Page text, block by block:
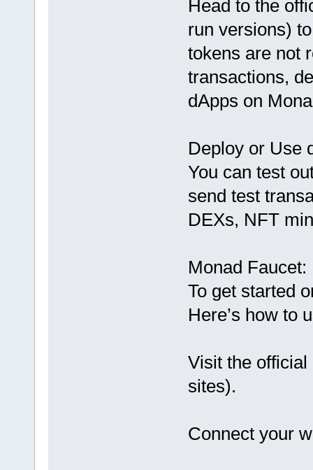
Head to the
run versions)
tokens are not
transactions,
dApps on
Deploy or Use
You can test
send test
DEXs, NFT
Monad Faucet:
To get started
Here’s how to
Visit the
sites).
Connect your